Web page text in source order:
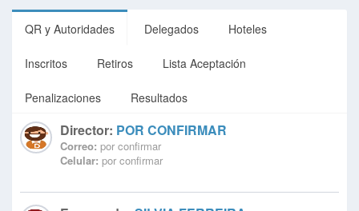
QR y Autoridades Delegados Hoteles
Inscritos Retiros Lista Aceptación
Penalizaciones Resultados
Director: POR CONFIRMAR
Correo: por confirmar
Celular: por confirmar